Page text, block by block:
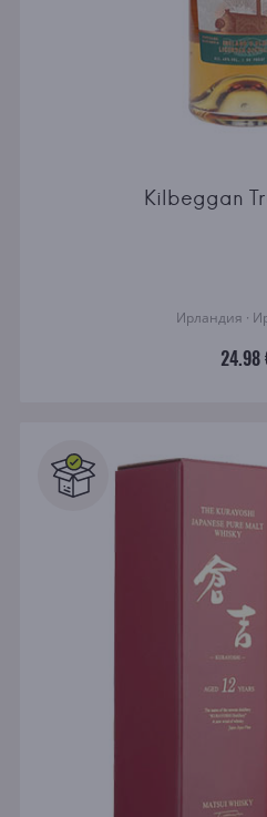
Kilbeggan
Ирландия ·
24.98